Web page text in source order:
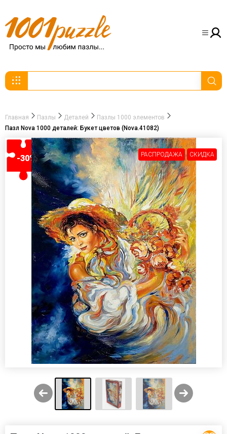
Главная Пазлы Деталей
Пазлы 1000 элементов
Пазл Nova 1000 деталей: Букет цветов (Nova.41082)
РАСПРОДАЖА СКИДКА
-30%